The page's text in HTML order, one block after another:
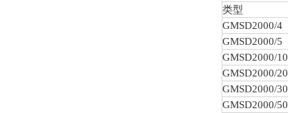
类型
GMSD2000/4
GMSD2000/5
GMSD2000/10
GMSD2000/20
GMSD2000/30
GMSD2000/50